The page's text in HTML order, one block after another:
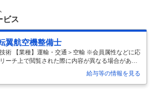
、現地測量、航空測量、深浅測量、三次元点群測
及び、各種台帳等のデータ整備に関する業務への
ビス
翼航空機整備士
技術 【業種】運輸・交通＞空輸 ※会員属性などに応
ーチ上で閲覧された際に内容が異なる場合があり
運航整備、工場整備、装備品の点検を行います。 運
心に日本全国ヘリに同乗して日常点検、定時点
ただきます。 運航整備の合間には各地の観光を楽
給与等の情報を見る